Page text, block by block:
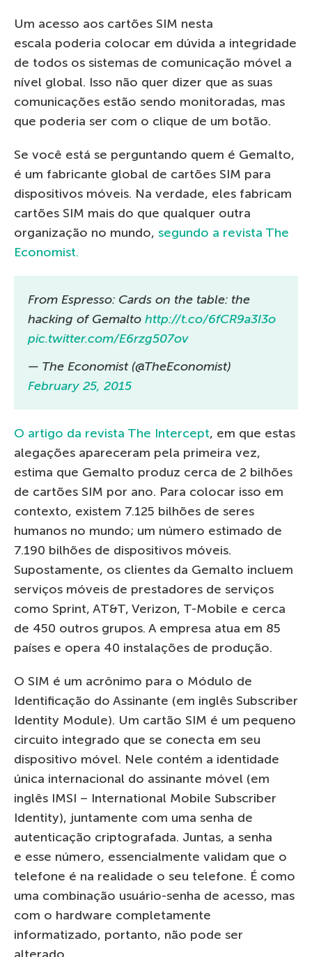
Um acesso aos cartões SIM nesta
escala poderia colocar em dúvida a integridade
de todos os sistemas de comunicação móvel a
nível global. Isso não quer dizer que as suas
comunicações estão sendo monitoradas, mas
que poderia ser com o clique de um botão.
Se você está se perguntando quem é Gemalto,
é um fabricante global de cartões SIM para
dispositivos móveis. Na verdade, eles fabricam
cartões SIM mais do que qualquer outra
organização no mundo, segundo a revista The
Economist.
From Espresso: Cards on the table: the
hacking of Gemalto http://t.co/6fCR9a3I3o
pic.twitter.com/E6rzg507ov
— The Economist (@TheEconomist)
February 25, 2015
O artigo da revista The Intercept, em que estas
alegações apareceram pela primeira vez,
estima que Gemalto produz cerca de 2 bilhões
de cartões SIM por ano. Para colocar isso em
contexto, existem 7.125 bilhões de seres
humanos no mundo; um número estimado de
7.190 bilhões de dispositivos móveis.
Supostamente, os clientes da Gemalto incluem
serviços móveis de prestadores de serviços
como Sprint, AT&T, Verizon, T-Mobile e cerca
de 450 outros grupos. A empresa atua em 85
países e opera 40 instalações de produção.
O SIM é um acrônimo para o Módulo de
Identificação do Assinante (em inglês Subscriber
Identity Module). Um cartão SIM é um pequeno
circuito integrado que se conecta em seu
dispositivo móvel. Nele contém a identidade
única internacional do assinante móvel (em
inglês IMSI – International Mobile Subscriber
Identity), juntamente com uma senha de
autenticação criptografada. Juntas, a senha
e esse número, essencialmente validam que o
telefone é na realidade o seu telefone. É como
uma combinação usuário-senha de acesso, mas
com o hardware completamente
informatizado, portanto, não pode ser